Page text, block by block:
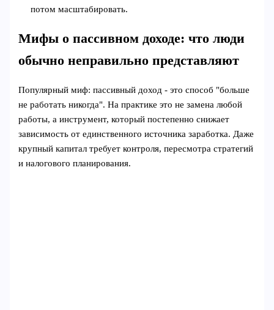
потом масштабировать.
Мифы о пассивном доходе: что люди
обычно неправильно представляют
Популярный миф: пассивный доход - это способ "больше
не работать никогда". На практике это не замена любой
работы, а инструмент, который постепенно снижает
зависимость от единственного источника заработка. Даже
крупный капитал требует контроля, пересмотра стратегий
и налогового планирования.